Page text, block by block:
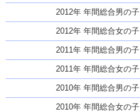
2012年 年間総合男の子
2012年 年間総合女の子
2011年 年間総合男の子
2011年 年間総合女の子
2010年 年間総合男の子
2010年 年間総合女の子